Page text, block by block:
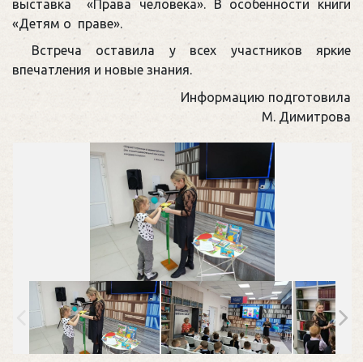
выставка «Права человека». В особенности книги
«Детям о праве».
Встреча оставила у всех участников яркие
впечатления и новые знания.
Информацию подготовила
М. Димитрова